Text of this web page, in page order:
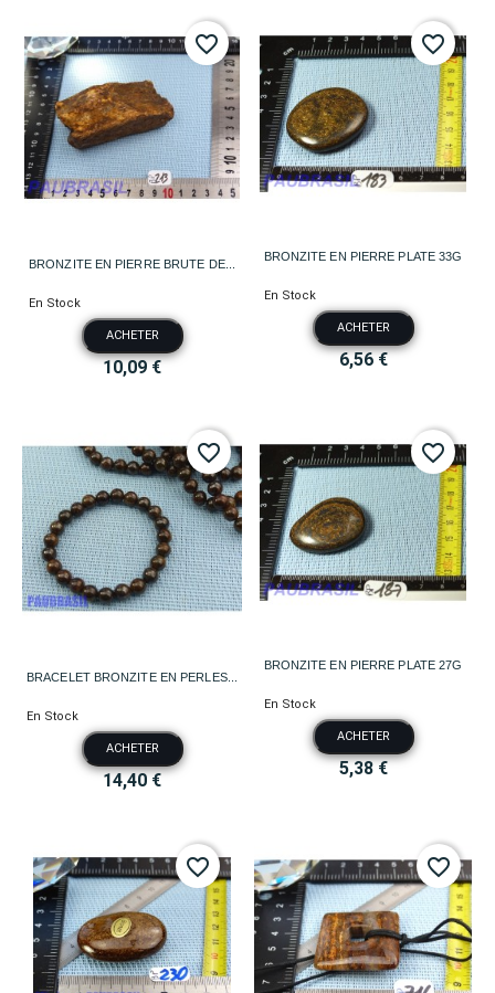
BRONZITE EN PIERRE BRUTE DE...
En Stock
ACHETER
10,09 €
favorite_border
BRONZITE EN PIERRE PLATE 33G
En Stock
ACHETER
6,56 €
favorite_border
BRACELET BRONZITE EN PERLES...
En Stock
ACHETER
14,40 €
favorite_border
BRONZITE EN PIERRE PLATE 27G
En Stock
ACHETER
5,38 €
favorite_border
favorite_border favorite_border